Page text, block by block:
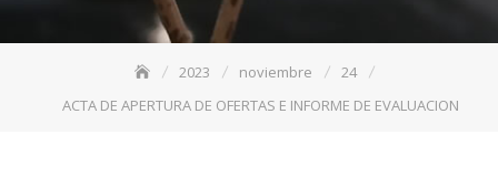
2023 noviembre
24
ACTA DE APERTURA DE OFERTAS E INFORME DE EVALUACION